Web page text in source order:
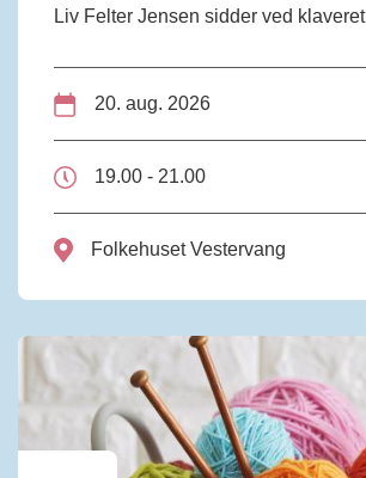
Liv Felter Jensen sidder ved klaveret
20. aug. 2026
19.00 - 21.00
Folkehuset Vestervang